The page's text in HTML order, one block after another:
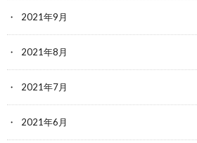
2021年9月
2021年8月
2021年7月
2021年6月